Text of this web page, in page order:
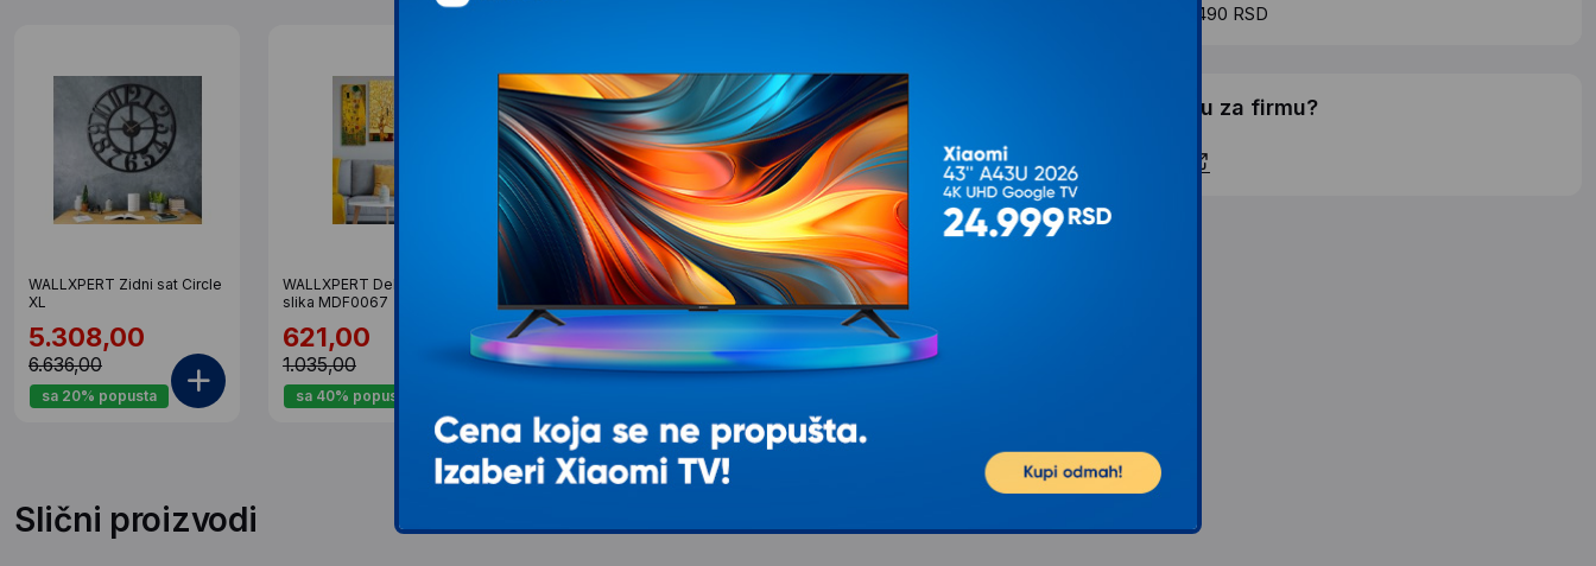
Troskovi dostave 490 RSD
Želite li ponudu za firmu?
Kontaktirajte nas
WALLXPERT Zidni sat Circle
XL
5.308,00
6.636,00
sa 20% popusta
WALLXPERT Dekorativna
slika MDF0067
621,00
1.035,00
sa 40% popusta
OPVIQ Podna lampa AYD
2806
1.892,00
2.365,00
OPVIQ Podna lampa 115
1.897,00
2.372,00
Slični proizvodi